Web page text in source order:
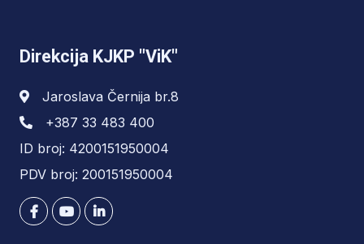
Direkcija KJKP "ViK"
Jaroslava Černija br.8
+387 33 483 400
ID broj: 4200151950004
PDV broj: 200151950004